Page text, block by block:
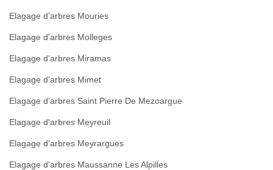
Elagage d'arbres Mouries
Elagage d'arbres Molleges
Elagage d'arbres Miramas
Elagage d'arbres Mimet
Elagage d'arbres Saint Pierre De Mezoargue
Elagage d'arbres Meyreuil
Elagage d'arbres Meyrargues
Elagage d'arbres Maussanne Les Alpilles